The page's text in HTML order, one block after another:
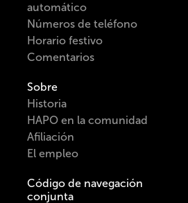
automático
Números de teléfono
Horario festivo
Comentarios
Sobre
Historia
HAPO en la comunidad
Afiliación
El empleo
Código de navegación
conjunta